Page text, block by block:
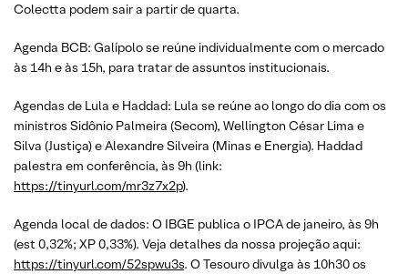
Colectta podem sair a partir de quarta.
Agenda BCB: Galípolo se reúne individualmente com o mercado
às 14h e às 15h, para tratar de assuntos institucionais.
Agendas de Lula e Haddad: Lula se reúne ao longo do dia com os
ministros Sidônio Palmeira (Secom), Wellington César Lima e
Silva (Justiça) e Alexandre Silveira (Minas e Energia). Haddad
palestra em conferência, às 9h (link:
https://tinyurl.com/mr3z7x2p).
Agenda local de dados: O IBGE publica o IPCA de janeiro, às 9h
(est 0,32%; XP 0,33%). Veja detalhes da nossa projeção aqui:
https://tinyurl.com/52spwu3s. O Tesouro divulga às 10h30 os